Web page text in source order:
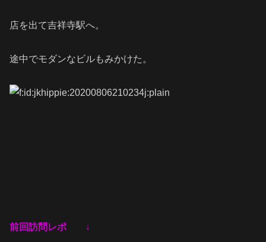
店を出て吉祥寺駅へ。
途中でモダンなビルもみかけた。
前回訪問レポ ↓